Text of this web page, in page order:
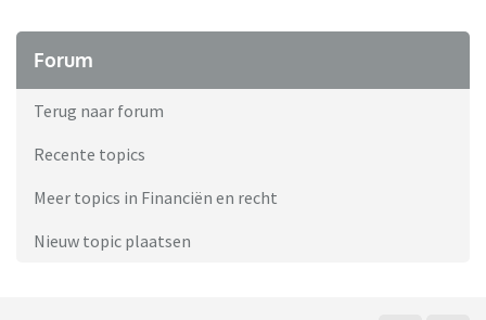
Forum
Terug naar forum
Recente topics
Meer topics in Financiën en recht
Nieuw topic plaatsen